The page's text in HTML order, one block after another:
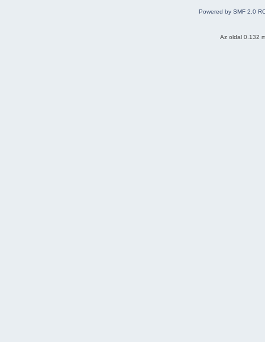
Powered by SMF 2.0
Az oldal 0.132